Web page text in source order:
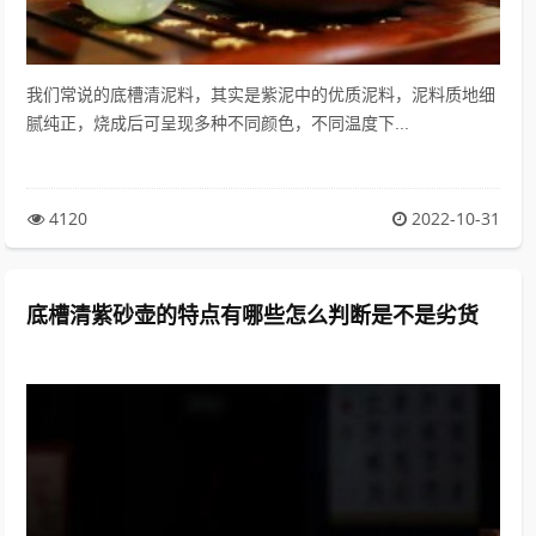
我们常说的底槽清泥料，其实是紫泥中的优质泥料，泥料质地细
腻纯正，烧成后可呈现多种不同颜色，不同温度下...
4120 2022-10-31
底槽清紫砂壶的特点有哪些怎么判断是不是劣货